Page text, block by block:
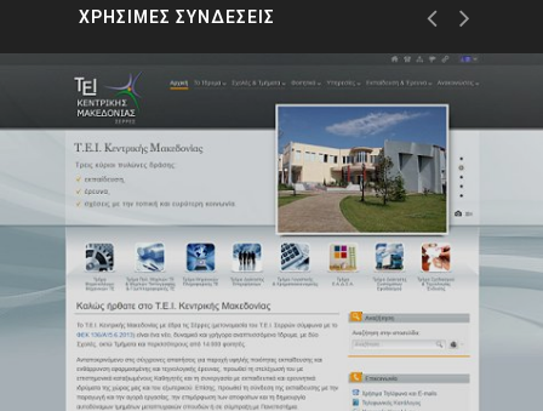
ΧΡΗΣΙΜΕΣ ΣΥΝΔΕΣΕΙΣ